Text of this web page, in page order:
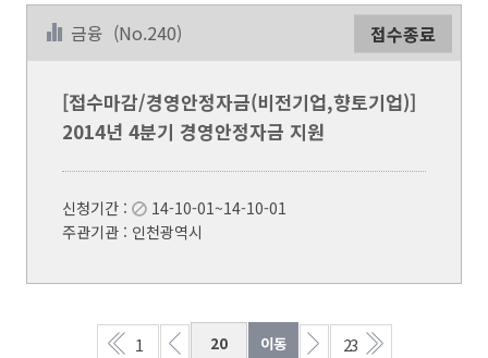
금융 (No.240) 접수종료
[접수마감/경영안정자금(비전기업,향토기업)]
2014년 4분기 경영안정자금 지원
신청기간 :
14-10-01~14-10-01
주관기관 : 인천광역시
1 23